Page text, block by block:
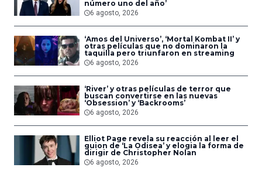
número uno del año’
6 agosto, 2026
‘Amos del Universo’, ‘Mortal Kombat II’ y
otras películas que no dominaron la
taquilla pero triunfaron en streaming
6 agosto, 2026
‘River’ y otras películas de terror que
buscan convertirse en las nuevas
‘Obsession’ y ‘Backrooms’
6 agosto, 2026
Elliot Page revela su reacción al leer el
guion de ‘La Odisea’ y elogia la forma de
dirigir de Christopher Nolan
6 agosto, 2026